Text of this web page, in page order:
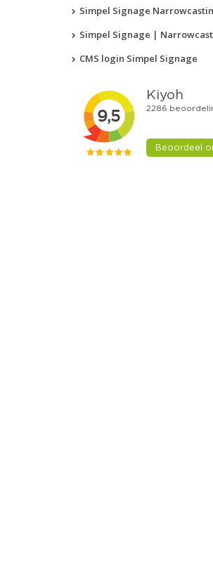
Simpel Signage
Simpel Signage |
CMS login Simpel Signage